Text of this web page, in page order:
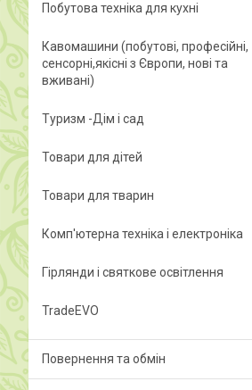
Побутова техніка для кухні
Кавомашини (побутові, професійні,
сенсорні,якісні з Європи, нові та
вживані)
Туризм -Дім і сад
Товари для дітей
Товари для тварин
Комп'ютерна техніка і електроніка
Гірлянди і святкове освітлення
TradeEVO
Повернення та обмін